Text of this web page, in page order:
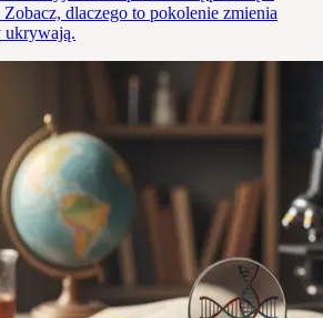
dlaczego to pokolenie zmienia
ukrywają.